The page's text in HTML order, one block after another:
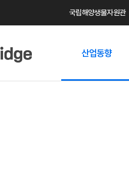
국립해양생물자원관
산업동향